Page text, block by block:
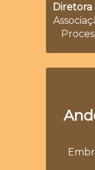
Diretora